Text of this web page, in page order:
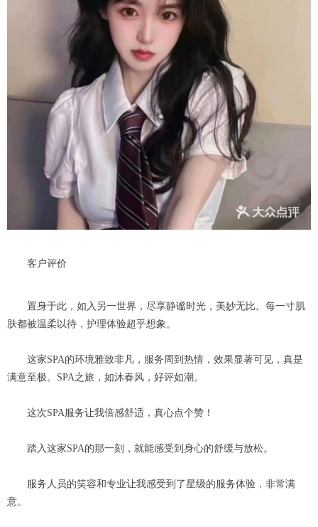
客户评价
置身于此，如入另一世界，尽享静谧时光，美妙无比。每一寸肌
肤都被温柔以待，护理体验超乎想象。
这家SPA的环境雅致非凡，服务周到热情，效果显著可见，真是
满意至极。SPA之旅，如沐春风，好评如潮。
这次SPA服务让我倍感舒适，真心点个赞！
踏入这家SPA的那一刻，就能感受到身心的舒缓与放松。
服务人员的笑容和专业让我感受到了星级的服务体验，非常满
意。